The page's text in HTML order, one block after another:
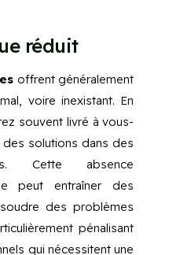
réduit
offrent généralement
voire inexistant. En
souvent livré à vous-
solutions dans des
Cette absence
peut entraîner des
des problèmes
pénalisant
qui nécessitent une